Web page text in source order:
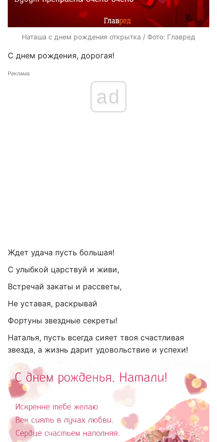
Наташа с днем рождения открытка / Фото: Главред
С днем рождения, дорогая!
Реклама
ad
Ждет удача пусть большая!
С улыбкой царствуй и живи,
Встречай закаты и рассветы,
Не уставая, раскрывай
Фортуны звездные секреты!
Наталья, пусть всегда сияет твоя счастливая
звезда, а жизнь дарит удовольствие и успехи!